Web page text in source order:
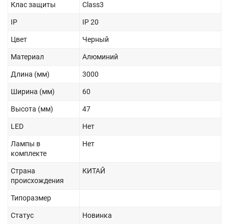
Клас защиты Class3
IP IP 20
Цвет Черный
Материал Алюминий
Длина (мм) 3000
Ширина (мм) 60
Высота (мм) 47
LED Нет
Лампы в
комплекте
Нет
Страна
происхождения
КИТАЙ
Типоразмер
Статус Новинка